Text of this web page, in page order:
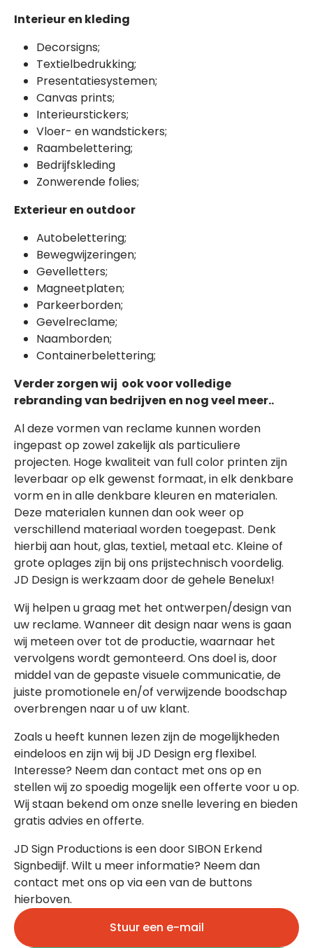
Interieur en kleding
Decorsigns;
Textielbedrukking;
Presentatiesystemen;
Canvas prints;
Interieurstickers;
Vloer- en wandstickers;
Raambelettering;
Bedrijfskleding
Zonwerende folies;
Exterieur en outdoor
Autobelettering;
Bewegwijzeringen;
Gevelletters;
Magneetplaten;
Parkeerborden;
Gevelreclame;
Naamborden;
Containerbelettering;
Verder zorgen wij ook voor volledige
rebranding van bedrijven en nog veel meer..
Al deze vormen van reclame kunnen worden
ingepast op zowel zakelijk als particuliere
projecten. Hoge kwaliteit van full color printen zijn
leverbaar op elk gewenst formaat, in elk denkbare
vorm en in alle denkbare kleuren en materialen.
Deze materialen kunnen dan ook weer op
verschillend materiaal worden toegepast. Denk
hierbij aan hout, glas, textiel, metaal etc. Kleine of
grote oplages zijn bij ons prijstechnisch voordelig.
JD Design is werkzaam door de gehele Benelux!
Wij helpen u graag met het ontwerpen/design van
uw reclame. Wanneer dit design naar wens is gaan
wij meteen over tot de productie, waarnaar het
vervolgens wordt gemonteerd. Ons doel is, door
middel van de gepaste visuele communicatie, de
juiste promotionele en/of verwijzende boodschap
overbrengen naar u of uw klant.
Zoals u heeft kunnen lezen zijn de mogelijkheden
eindeloos en zijn wij bij JD Design erg flexibel.
Interesse? Neem dan contact met ons op en
stellen wij zo spoedig mogelijk een offerte voor u op.
Wij staan bekend om onze snelle levering en bieden
gratis advies en offerte.
JD Sign Productions is een door SIBON Erkend
Signbedijf. Wilt u meer informatie? Neem dan
contact met ons op via een van de buttons
hierboven.
Stuur een e-mail